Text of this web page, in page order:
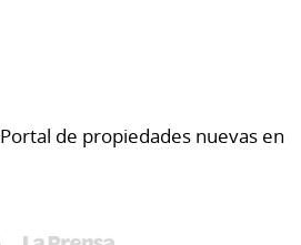
Portal de propiedades nuevas en